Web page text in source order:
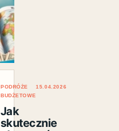
PODRÓŻE
BUDŻETOWE
15.04.2026
Jak
skutecznie